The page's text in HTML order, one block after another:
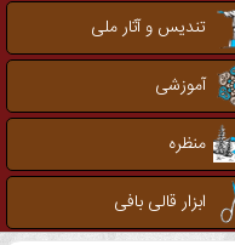
تندیس و آثار ملی
آموزشی
منظره
ابزار قالی بافی